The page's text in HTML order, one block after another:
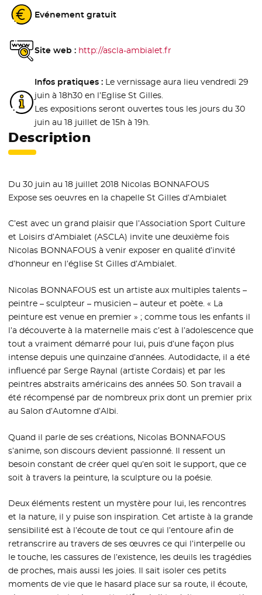
Evénement gratuit
Site web : http://ascla-ambialet.fr
Infos pratiques : Le vernissage aura lieu vendredi 29
juin à 18h30 en l’Eglise St Gilles.
Les expositions seront ouvertes tous les jours du 30
juin au 18 juillet de 15h à 19h.
Description
Du 30 juin au 18 juillet 2018 Nicolas BONNAFOUS
Expose ses oeuvres en la chapelle St Gilles d’Ambialet
C’est avec un grand plaisir que l’Association Sport Culture
et Loisirs d’Ambialet (ASCLA) invite une deuxième fois
Nicolas BONNAFOUS à venir exposer en qualité d’invité
d’honneur en l’église St Gilles d’Ambialet.
Nicolas BONNAFOUS est un artiste aux multiples talents –
peintre – sculpteur – musicien – auteur et poète. « La
peinture est venue en premier » ; comme tous les enfants il
l’a découverte à la maternelle mais c’est à l’adolescence que
tout a vraiment démarré pour lui, puis d’une façon plus
intense depuis une quinzaine d’années. Autodidacte, il a été
influencé par Serge Raynal (artiste Cordais) et par les
peintres abstraits américains des années 50. Son travail a
été récompensé par de nombreux prix dont un premier prix
au Salon d’Automne d’Albi.
Quand il parle de ses créations, Nicolas BONNAFOUS
s’anime, son discours devient passionné. Il ressent un
besoin constant de créer quel qu’en soit le support, que ce
soit à travers la peinture, la sculpture ou la poésie.
Deux éléments restent un mystère pour lui, les rencontres
et la nature, il y puise son inspiration. Cet artiste à la grande
sensibilité est à l’écoute de tout ce qui l’entoure afin de
retranscrire au travers de ses œuvres ce qui l’interpelle ou
le touche, les cassures de l’existence, les deuils les tragédies
de proches, mais aussi les joies. Il sait isoler ces petits
moments de vie que le hasard place sur sa route, il écoute,